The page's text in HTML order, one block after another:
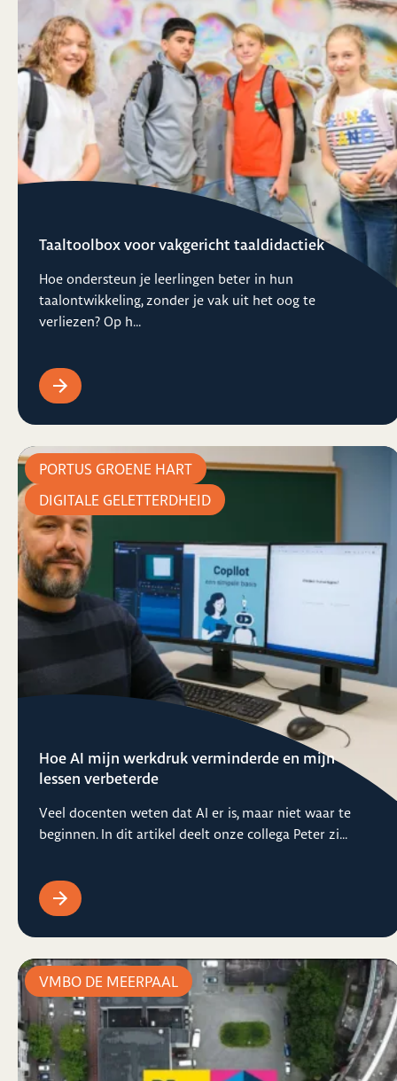
Taaltoolbox voor vakgericht taaldidactiek
Hoe ondersteun je leerlingen beter in hun
taalontwikkeling, zonder je vak uit het oog te
verliezen? Op h...
Hoe AI mijn werkdruk verminderde en mijn
lessen verbeterde
Veel docenten weten dat AI er is, maar niet waar te
beginnen. In dit artikel deelt onze collega Peter zi...
PORTUS GROENE HART
DIGITALE GELETTERDHEID
VMBO DE MEERPAAL